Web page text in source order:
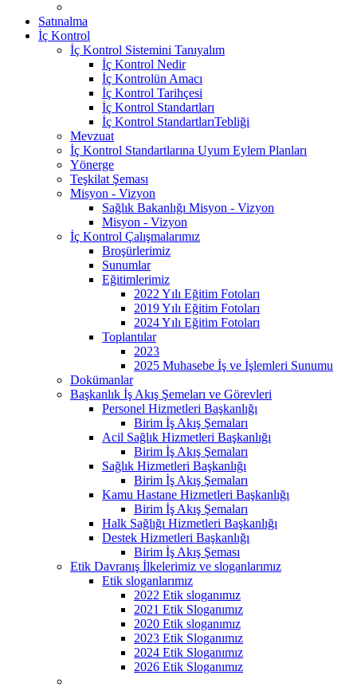
Satınalma
İç Kontrol
İç Kontrol Sistemini Tanıyalım
İç Kontrol Nedir
İç Kontrolün Amacı
İç Kontrol Tarihçesi
İç Kontrol Standartları
İç Kontrol StandartlarıTebliği
Mevzuat
İç Kontrol Standartlarına Uyum Eylem Planları
Yönerge
Teşkilat Şeması
Misyon - Vizyon
Sağlık Bakanlığı Misyon - Vizyon
Misyon - Vizyon
İç Kontrol Çalışmalarımız
Broşürlerimiz
Sunumlar
Eğitimlerimiz
2022 Yılı Eğitim Fotoları
2019 Yılı Eğitim Fotoları
2024 Yılı Eğitim Fotoları
Toplantılar
2023
2025 Muhasebe İş ve İşlemleri Sunumu
Dokümanlar
Başkanlık İş Akış Şemeları ve Görevleri
Personel Hizmetleri Başkanlığı
Birim İş Akış Şemaları
Acil Sağlık Hizmetleri Başkanlığı
Birim İş Akış Şemaları
Sağlık Hizmetleri Başkanlığı
Birim İş Akış Şemaları
Kamu Hastane Hizmetleri Başkanlığı
Birim İş Akış Şemaları
Halk Sağlığı Hizmetleri Başkanlığı
Destek Hizmetleri Başkanlığı
Birim İş Akış Şeması
Etik Davranış İlkelerimiz ve sloganlarımız
Etik sloganlarımız
2022 Etik sloganımız
2021 Etik Sloganımız
2020 Etik sloganımız
2023 Etik Sloganımız
2024 Etik Sloganımız
2026 Etik Sloganımız